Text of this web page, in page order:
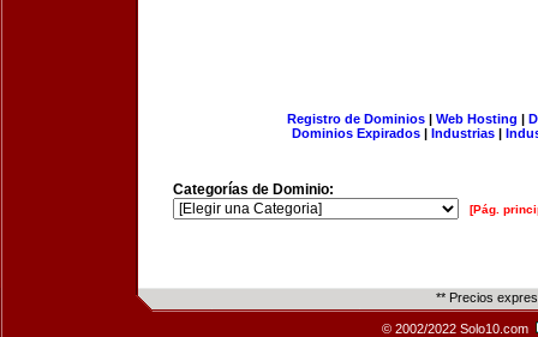
Registro de Dominios| Web Hosting |
Dominios Expirados | Industrias |
Categorías de Dominio:
[Pág.
** Precios
© 2002/2022 Solo10.com